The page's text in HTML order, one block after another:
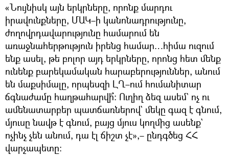
«Նույնիսկ այն երկրները, որոնք մարդու
իրավունքները, ՄԱԿ–ի կանոնադրությունը,
ժողովրդավարությունը համարում են
առաջնահերթություն իրենց համար…հիմա ուզում
ենք ասել, թե բոլոր այդ երկրները, որոնց հետ մենք
ունենք բարեկամական հարաբերություններ, անում
են մաքսիմալը, որպեսզի ԼՂ–ում հումանիտար
ճգնաժամը հաղթահարվի՞։ Ուղիղ ձեզ ասեմ` ոչ ու
ամենատարբեր պատճառներով` մեկը գազ է գնում,
մյուսը նավթ է գնում, բայց մյուս կողմից ասենք`
ոչինչ չեն անում, դա էլ ճիշտ չէ»,– ընդգծեց ՀՀ
վարչապետը։